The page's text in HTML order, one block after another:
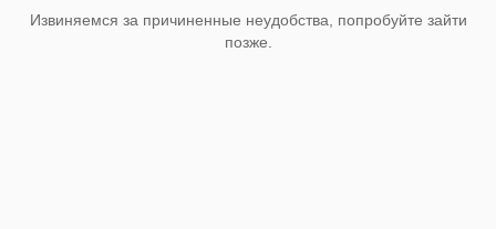
Извиняемся за причиненные неудобства, попробуйте зайти
позже.